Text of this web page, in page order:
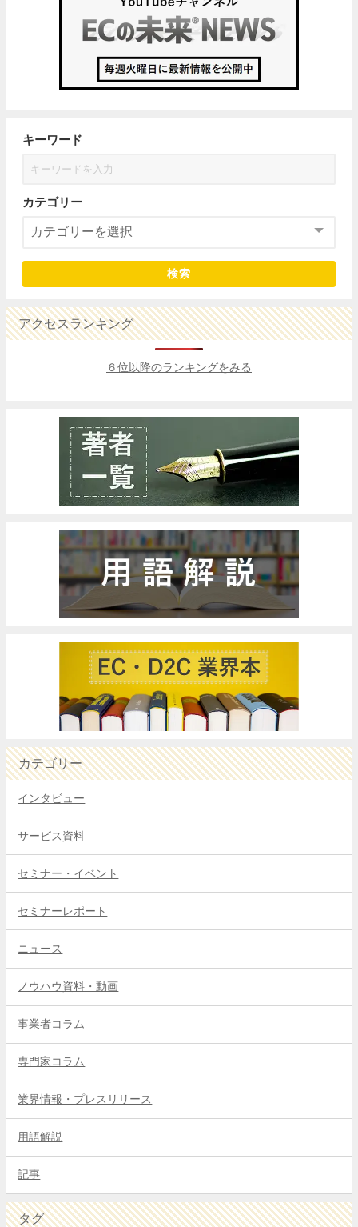
キーワード
カテゴリー
検索
アクセスランキング
６位以降のランキングをみる
カテゴリー
インタビュー
サービス資料
セミナー・イベント
セミナーレポート
ニュース
ノウハウ資料・動画
事業者コラム
専門家コラム
業界情報・プレスリリース
用語解説
記事
タグ